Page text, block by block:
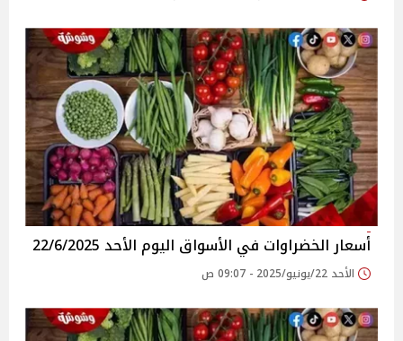
أسعار الخضراوات في الأسواق‎‎ اليوم الأحد 22/6/2025
الأحد 22/يونيو/2025 - 09:07 ص